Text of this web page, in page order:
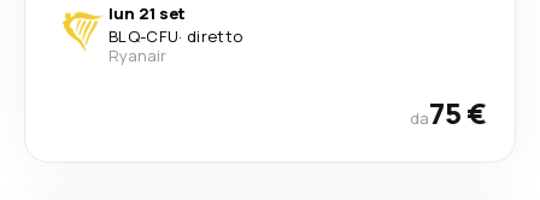
lun 21 set
BLQ-CFU· diretto
Ryanair
da75 €